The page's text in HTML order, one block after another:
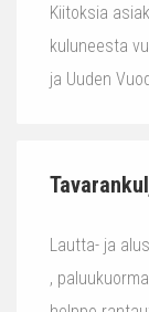
Kiitoksia
kuluneesta
ja Uuden
Lautta- ja
,